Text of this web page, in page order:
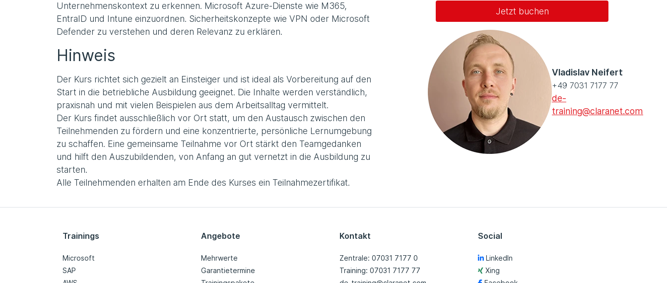
Unternehmenskontext zu erkennen. Microsoft Azure-Dienste wie M365,
EntraID und Intune einzuordnen. Sicherheitskonzepte wie VPN oder Microsoft
Defender zu verstehen und deren Relevanz zu erklären.
Hinweis
Der Kurs richtet sich gezielt an Einsteiger und ist ideal als Vorbereitung auf den
Start in die betriebliche Ausbildung geeignet. Die Inhalte werden verständlich,
praxisnah und mit vielen Beispielen aus dem Arbeitsalltag vermittelt.
Der Kurs findet ausschließlich vor Ort statt, um den Austausch zwischen den
Teilnehmenden zu fördern und eine konzentrierte, persönliche Lernumgebung
zu schaffen. Eine gemeinsame Teilnahme vor Ort stärkt den Teamgedanken
und hilft den Auszubildenden, von Anfang an gut vernetzt in die Ausbildung zu
starten.
Alle Teilnehmenden erhalten am Ende des Kurses ein Teilnahmezertifikat.
Jetzt buchen
Vladislav Neifert
+49 7031 7177 77
de-
training@claranet.com
Trainings
Microsoft
SAP
Angebote
Mehrwerte
Garantietermine
Kontakt
Zentrale: 07031 7177 0
Training: 07031 7177 77
Social
LinkedIn
Xing